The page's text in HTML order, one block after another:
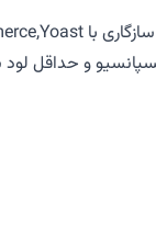
و حداقل لود